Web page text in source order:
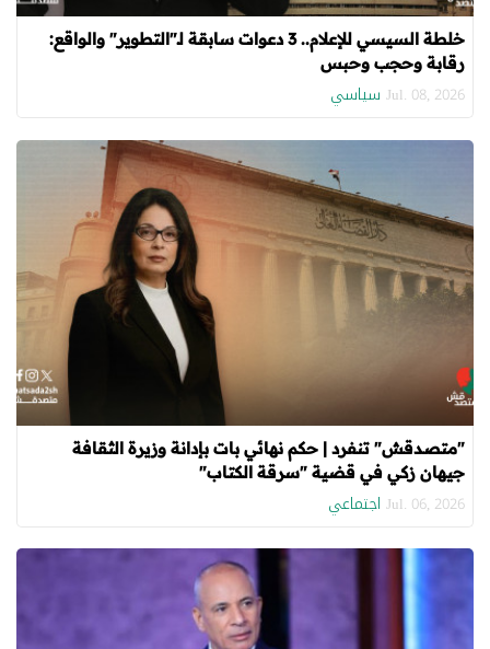
خلطة السيسي للإعلام.. 3 دعوات سابقة لـ"التطوير" والواقع:
رقابة وحجب وحبس
Jul. 08, 2026 سياسي
"متصدقش" تنفرد | حكم نهائي بات بإدانة وزيرة الثقافة
جيهان زكي في قضية "سرقة الكتاب"
Jul. 06, 2026 اجتماعي